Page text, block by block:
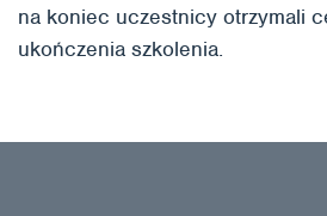
na koniec uczestnicy otrzymali
ukończenia szkolenia.